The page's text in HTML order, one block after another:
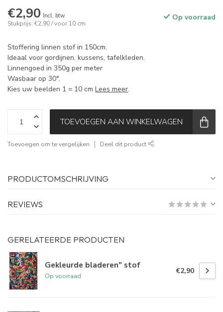
€2,90 Incl. btw
Stukprijs: €2,90 / voor 10 cm
Op voorraad
Stoffering linnen stof in 150cm.
Ideaal voor gordijnen, kussens, tafelkleden.
Linnengoed in 350g per meter
Wasbaar op 30°.
Kies uw beelden 1 = 10 cm Lees meer.
TOEVOEGEN AAN WINKELWAGEN
Toevoegen om te vergelijken Deel dit product
PRODUCTOMSCHRIJVING
REVIEWS
GERELATEERDE PRODUCTEN
Gekleurde bladeren" stof
Op voorraad
€2,90